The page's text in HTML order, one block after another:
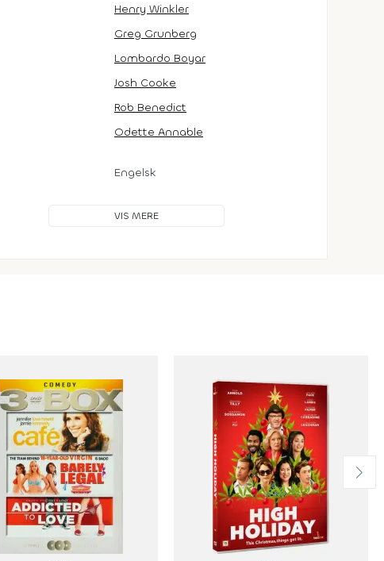
Henry Winkler
Greg Grunberg
Lombardo Boyar
Josh Cooke
Rob Benedict
Odette Annable
Engelsk
VIS MERE